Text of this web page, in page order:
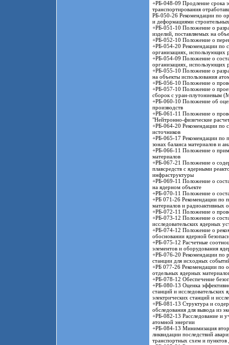
+РБ-048-09 Продление срока
транспортирования
РБ-050-26 Рекомендации по
и деформациями
+РБ-051-10 Положение о
изделий, поставляемых на
+РБ-052-10 Положение о
+РБ-054-20 Рекомендации по
организациях, использующих
+РБ-054-09 Положение о
организациях, использующих
+РБ-055-10 Положение о
на объекты использования
+РБ-056-10 Положение о
+РБ-057-10 Положение о
сборок с уран-плутониевым
+РБ-060-10 Положение об
производств
+РБ-061-11 Положение о
"Нейтронно-физические
+РБ-064-20 Рекомендации по
источников
+РБ-065-17 Рекомендации по
зонах баланса материалов и
+РБ-066-11 Положение о
материалов
+РБ-067-21 Положение о
плавсредств с ядерными
инфраструктуры
+РБ-069-11 Положение о
на ядерном объекте
+РБ-070-11 Положение о
+РБ 071-26 Рекомендации по
материалов и радиоактивных
+РБ-072-11 Положение о
+РБ-073-12 Положение о
исследовательских ядерных
+РБ-074-12 Положение о
обосновании ядерной
+РБ-075-12 Расчетные
элементов и оборудования
+РБ-076-20 Рекомендации по
станции для исходных
+РБ 077-26 Рекомендации по
отдельных ядерных
+РБ-078-12 Обеспечение
+РБ-080-13 Оценка
станций и
электрических станций и
+РБ-081-13 Структура и
обследования для вывода из
+РБ-082-13 Расследование и
атомной энергии
+РБ-084-13 Минимизация
ликвидации последствий
транспортных схем и пунктов